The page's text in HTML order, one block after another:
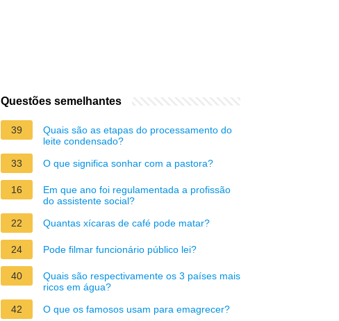
Questões semelhantes
39
Quais são as etapas do processamento do
leite condensado?
33
O que significa sonhar com a pastora?
16
Em que ano foi regulamentada a profissão
do assistente social?
22
Quantas xícaras de café pode matar?
24 Pode filmar funcionário público lei?
40
Quais são respectivamente os 3 países mais
ricos em água?
42
O que os famosos usam para emagrecer?